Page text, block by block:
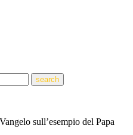
sull’esempio del Papa